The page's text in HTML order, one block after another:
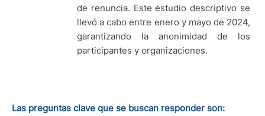
de renuncia. Este estudio descriptivo se
llevó a cabo entre enero y mayo de 2024,
garantizando la anonimidad de los
participantes y organizaciones.
Las preguntas clave que se buscan responder son: